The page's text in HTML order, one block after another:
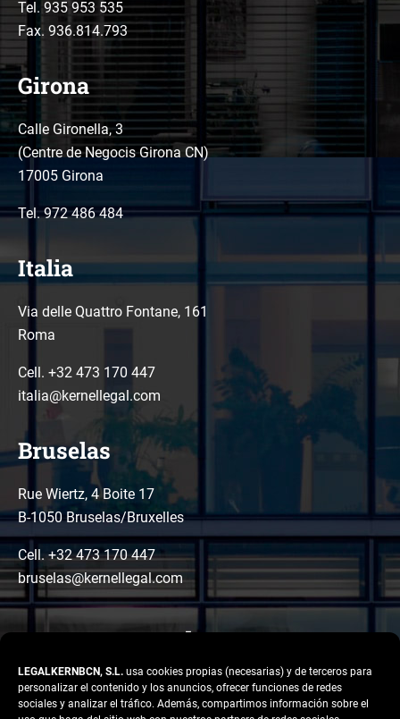
LEGALKERNBCN, S.L. usa cookies propias (necesarias) y de terceros para
personalizar el contenido y los anuncios, ofrecer funciones de redes
sociales y analizar el tráfico. Además, compartimos información sobre el
Tel. 935 953 535
Fax. 936.814.793
Girona
Calle Gironella, 3
(Centre de Negocis Girona CN)
17005 Girona
Tel.972 486 484
Italia
Via delle Quattro Fontane, 161
Roma
Cell. +32 473 170 447
italia@kernellegal.com
Bruselas
Rue Wiertz, 4 Boite 17
B-1050 Bruselas/Bruxelles
Cell. +32 473 170 447
bruselas@kernellegal.com